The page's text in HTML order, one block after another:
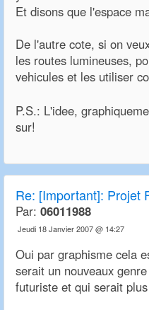
Et disons que l'espace
De l'autre cote, si on
les routes lumineuses,
vehicules et les utiliser
P.S.: L'idee,
sur!
Re: [Important]: Projet
Par: 06011988
Jeudi 18 Janvier 2007 @ 14:27
Oui par graphisme cela
serait un nouveaux
futuriste et qui serait